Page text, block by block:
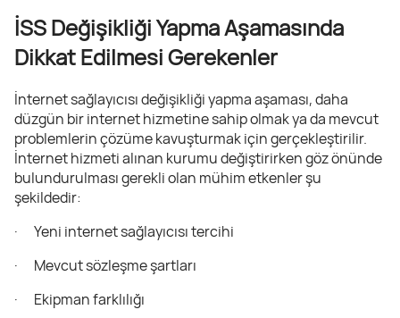
İSS Değişikliği Yapma Aşamasında
Dikkat Edilmesi Gerekenler
İnternet sağlayıcısı değişikliği yapma aşaması, daha
düzgün bir internet hizmetine sahip olmak ya da mevcut
problemlerin çözüme kavuşturmak için gerçekleştirilir.
İnternet hizmeti alınan kurumu değiştirirken göz önünde
bulundurulması gerekli olan mühim etkenler şu
şekildedir:
· Yeni internet sağlayıcısı tercihi
· Mevcut sözleşme şartları
· Ekipman farklılığı